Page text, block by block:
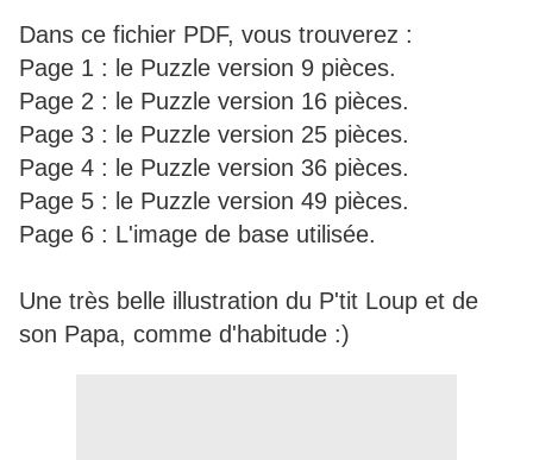
Dans ce fichier PDF, vous trouverez :
Page 1 : le Puzzle version 9 pièces.
Page 2 : le Puzzle version 16 pièces.
Page 3 : le Puzzle version 25 pièces.
Page 4 : le Puzzle version 36 pièces.
Page 5 : le Puzzle version 49 pièces.
Page 6 : L'image de base utilisée.
Une très belle illustration du P'tit Loup et de
son Papa, comme d'habitude :)